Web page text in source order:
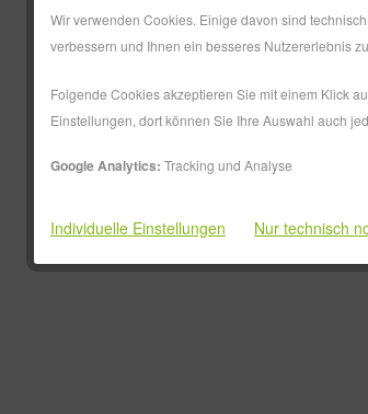
Wir verwenden Cookies. Einige davon sind
verbessern und Ihnen ein besseres Nutzererlebnis
Folgende Cookies akzeptieren Sie mit einem Klick
Einstellungen, dort können Sie Ihre Auswahl auch
Google Analytics: Tracking und Analyse
Individuelle Einstellungen Nur technisch